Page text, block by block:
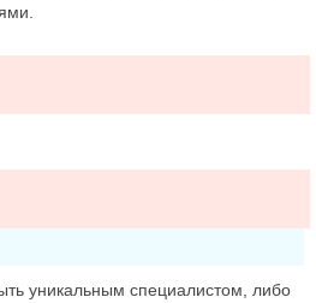
уникальным специалистом, либо